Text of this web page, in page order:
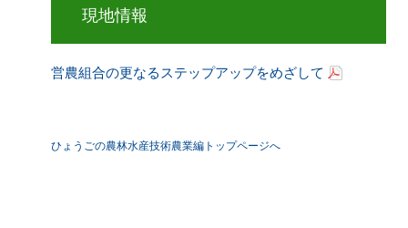
現地情報
営農組合の更なるステップアップをめざして
ひょうごの農林水産技術農業編トップページへ